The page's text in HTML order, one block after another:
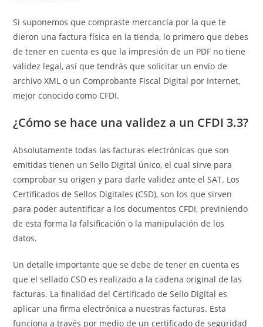
Si suponemos que compraste mercancía por la que te
dieron una factura física en la tienda, lo primero que debes
de tener en cuenta es que la impresión de un PDF no tiene
validez legal, así que tendrás que solicitar un envío de
archivo XML o un Comprobante Fiscal Digital por Internet,
mejor conocido como CFDI.
¿Cómo se hace una validez a un CFDI 3.3?
Absolutamente todas las facturas electrónicas que son
emitidas tienen un Sello Digital único, el cual sirve para
comprobar su origen y para darle validez ante el SAT. Los
Certificados de Sellos Digitales (CSD), son los que sirven
para poder autentificar a los documentos CFDI, previniendo
de esta forma la falsificación o la manipulación de los
datos.
Un detalle importante que se debe de tener en cuenta es
que el sellado CSD es realizado a la cadena original de las
facturas. La finalidad del Certificado de Sello Digital es
aplicar una firma electrónica a nuestras facturas. Esta
funciona a través por medio de un certificado de seguridad